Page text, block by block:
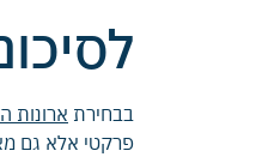
בבחירת ארונות
פרקטי אלא גם